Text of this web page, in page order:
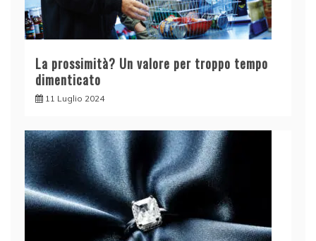
La prossimità? Un valore per troppo tempo
dimenticato
11 Luglio 2024